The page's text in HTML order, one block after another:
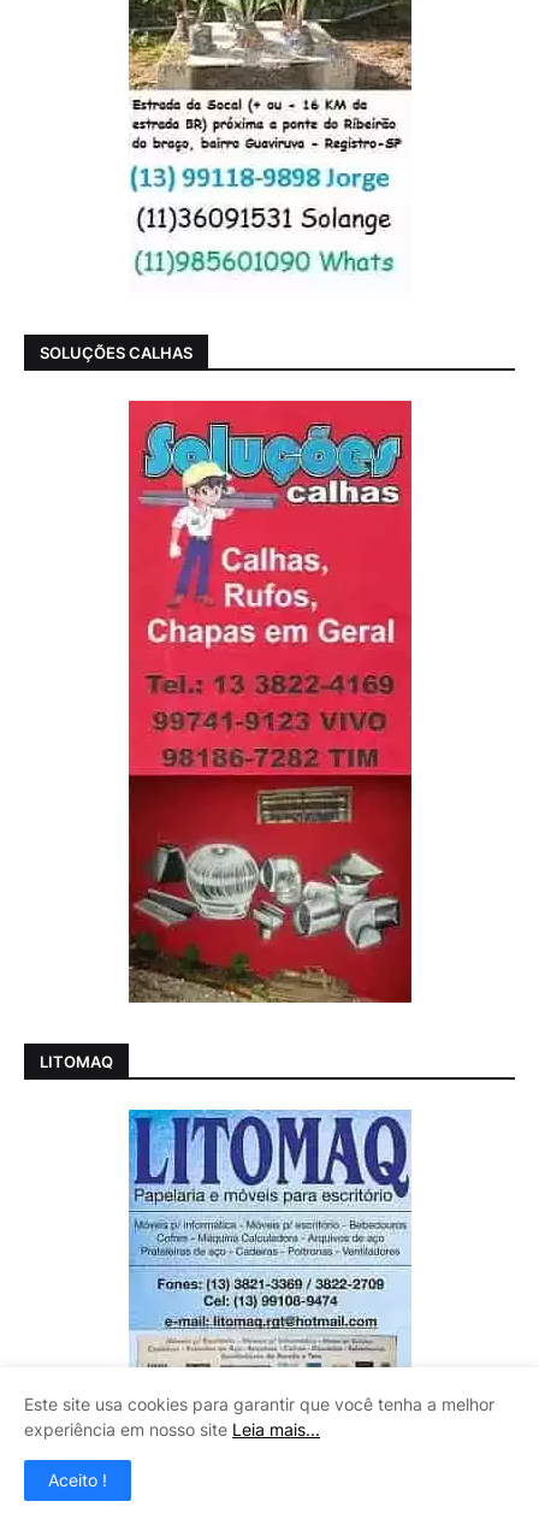
SOLUÇÕES CALHAS
LITOMAQ
Este site usa cookies para garantir que você tenha a melhor
experiência em nosso site Leia mais...
Aceito !